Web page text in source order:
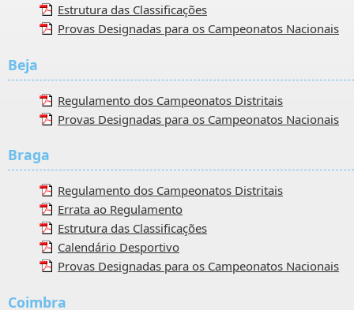
Estrutura das Classificações
Provas Designadas para os Campeonatos Nacionais
Beja
Regulamento dos Campeonatos Distritais
Provas Designadas para os Campeonatos Nacionais
Braga
Regulamento dos Campeonatos Distritais
Errata ao Regulamento
Estrutura das Classificações
Calendário Desportivo
Provas Designadas para os Campeonatos Nacionais
Coimbra